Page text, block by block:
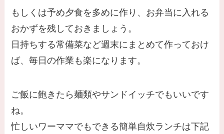
もしくは予め夕食を多めに作り、お弁当に入れる
おかずを残しておきましょう。
日持ちする常備菜など週末にまとめて作っておけ
ば、毎日の作業も楽になります。
ご飯に飽きたら麺類やサンドイッチでもいいです
ね。
忙しいワーママでもできる簡単自炊ランチは下記